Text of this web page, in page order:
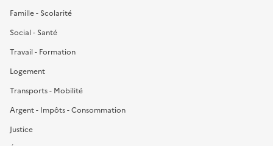
Famille - Scolarité
Social - Santé
Travail - Formation
Logement
Transports - Mobilité
Argent - Impôts - Consommation
Justice